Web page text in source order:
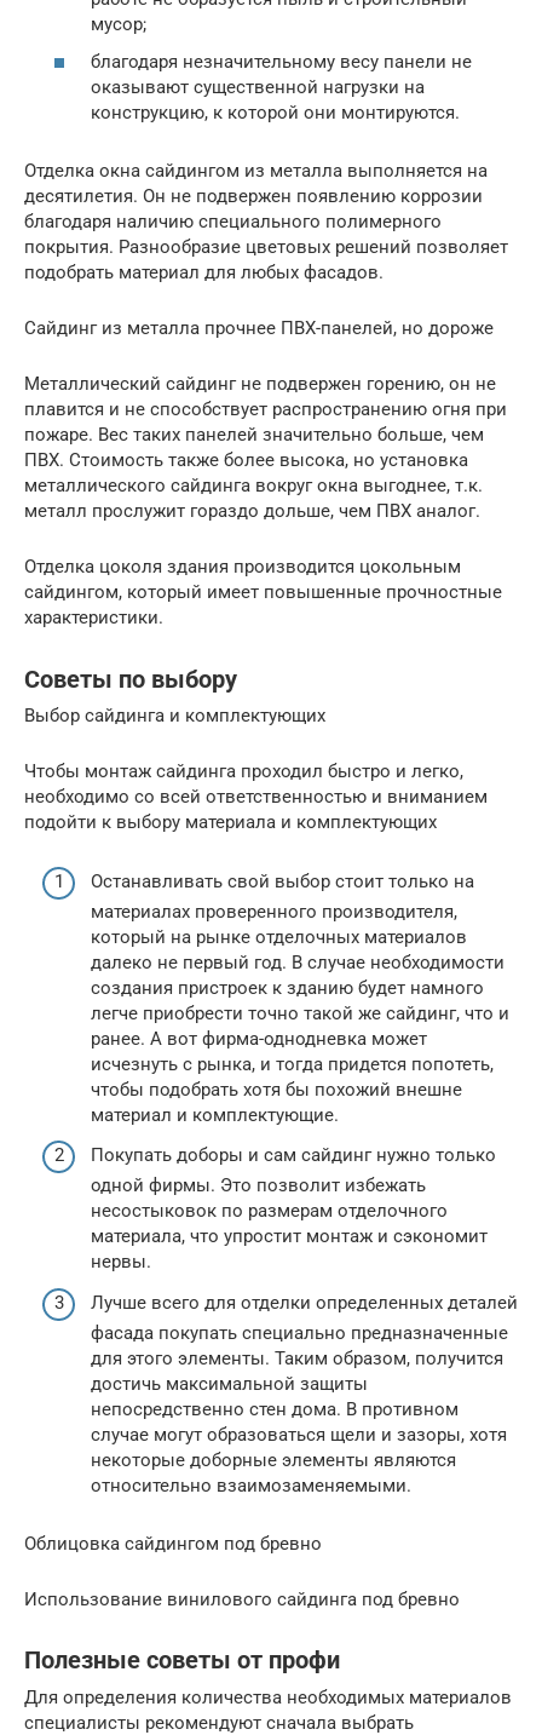
мусор;
благодаря незначительному весу панели не
оказывают существенной нагрузки на
конструкцию, к которой они монтируются.
Отделка окна сайдингом из металла выполняется на
десятилетия. Он не подвержен появлению коррозии
благодаря наличию специального полимерного
покрытия. Разнообразие цветовых решений позволяет
подобрать материал для любых фасадов.
Сайдинг из металла прочнее ПВХ-панелей, но дороже
Металлический сайдинг не подвержен горению, он не
плавится и не способствует распространению огня при
пожаре. Вес таких панелей значительно больше, чем
ПВХ. Стоимость также более высока, но установка
металлического сайдинга вокруг окна выгоднее, т.к.
металл прослужит гораздо дольше, чем ПВХ аналог.
Отделка цоколя здания производится цокольным
сайдингом, который имеет повышенные прочностные
характеристики.
Советы по выбору
Выбор сайдинга и комплектующих
Чтобы монтаж сайдинга проходил быстро и легко,
необходимо со всей ответственностью и вниманием
подойти к выбору материала и комплектующих
Останавливать свой выбор стоит только на
материалах проверенного производителя,
который на рынке отделочных материалов
далеко не первый год. В случае необходимости
создания пристроек к зданию будет намного
легче приобрести точно такой же сайдинг, что и
ранее. А вот фирма-однодневка может
исчезнуть с рынка, и тогда придется попотеть,
чтобы подобрать хотя бы похожий внешне
материал и комплектующие.
Покупать доборы и сам сайдинг нужно только
одной фирмы. Это позволит избежать
несостыковок по размерам отделочного
материала, что упростит монтаж и сэкономит
нервы.
Лучше всего для отделки определенных деталей
фасада покупать специально предназначенные
для этого элементы. Таким образом, получится
достичь максимальной защиты
непосредственно стен дома. В противном
случае могут образоваться щели и зазоры, хотя
некоторые доборные элементы являются
относительно взаимозаменяемыми.
Облицовка сайдингом под бревно
Использование винилового сайдинга под бревно
Полезные советы от профи
Для определения количества необходимых материалов
специалисты рекомендуют сначала выбрать